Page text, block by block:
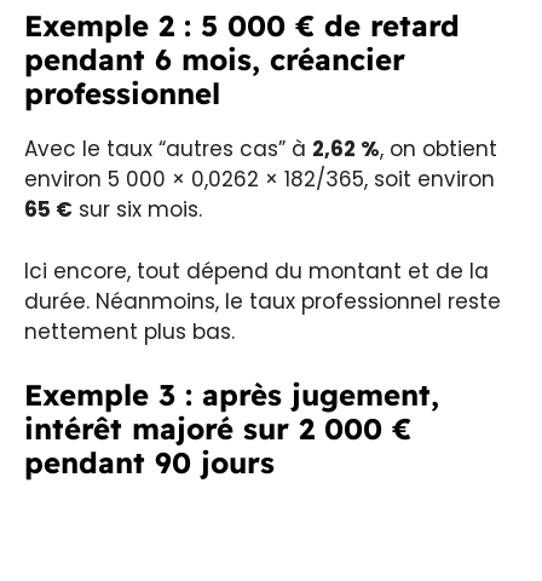
Exemple 2 : 5 000 € de retard
pendant 6 mois, créancier
professionnel
Avec le taux “autres cas” à 2,62 %, on obtient
environ 5 000 × 0,0262 × 182/365, soit environ
65 € sur six mois.
Ici encore, tout dépend du montant et de la
durée. Néanmoins, le taux professionnel reste
nettement plus bas.
Exemple 3 : après jugement,
intérêt majoré sur 2 000 €
pendant 90 jours